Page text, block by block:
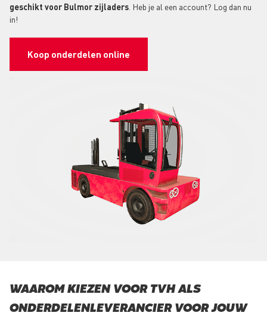
geschikt voor Bulmor zijladers . Heb je al een account? Log dan nu
in!
Koop onderdelen online
WAAROM KIEZEN VOOR TVH ALS
ONDERDELENLEVERANCIER VOOR JOUW